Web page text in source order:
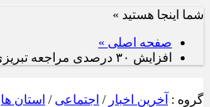
شما اینجا هستید »
صفحه اصلی »
افزایش ۳۰ درصدی مراجعه تبریزی‌ها به مراکز معاینه فنی خودرو
گروه : آخرین اخبار / اجتماعی / استان ها